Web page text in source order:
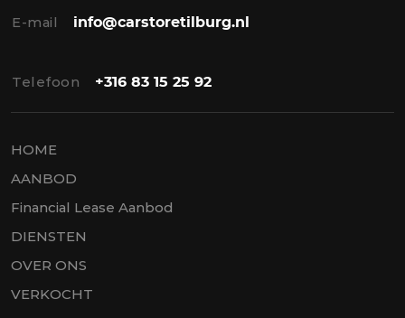
E-mail info@carstoretilburg.nl
Telefoon +316 83 15 25 92
HOME
AANBOD
Financial Lease Aanbod
DIENSTEN
OVER ONS
VERKOCHT